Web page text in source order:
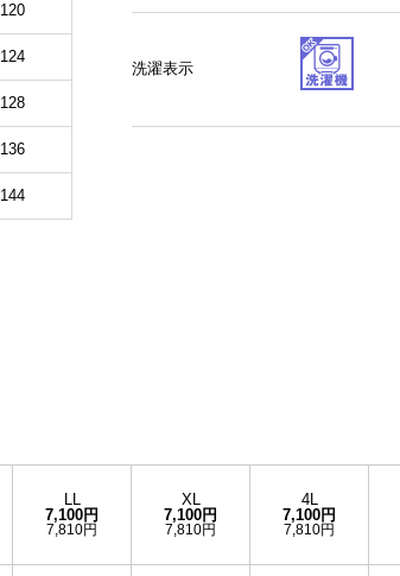
120
124
128
136
144
洗濯表示
LL
7,100円
7,810円
XL
7,100円
7,810円
4L
7,100円
7,810円